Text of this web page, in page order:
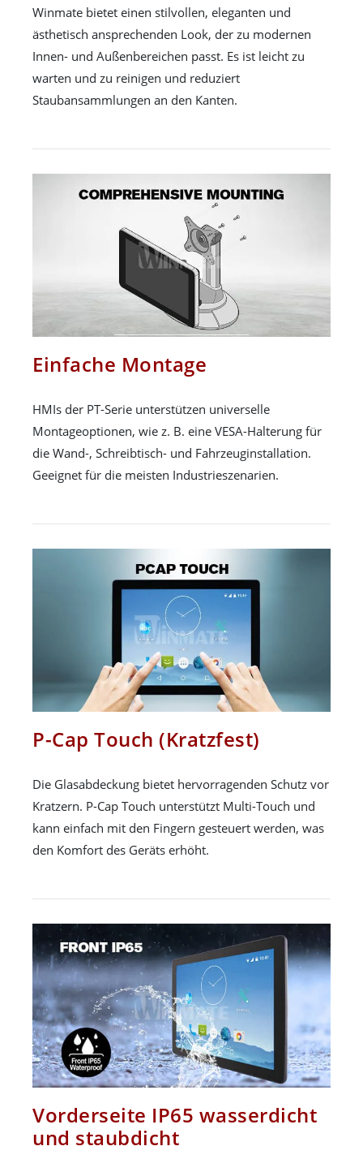
Winmate bietet einen stilvollen, eleganten und
ästhetisch ansprechenden Look, der zu modernen
Innen- und Außenbereichen passt. Es ist leicht zu
warten und zu reinigen und reduziert
Staubansammlungen an den Kanten.
Einfache Montage
HMIs der PT-Serie unterstützen universelle
Montageoptionen, wie z. B. eine VESA-Halterung für
die Wand-, Schreibtisch- und Fahrzeuginstallation.
Geeignet für die meisten Industrieszenarien.
P-Cap Touch (Kratzfest)
Die Glasabdeckung bietet hervorragenden Schutz vor
Kratzern. P-Cap Touch unterstützt Multi-Touch und
kann einfach mit den Fingern gesteuert werden, was
den Komfort des Geräts erhöht.
Vorderseite IP65 wasserdicht
und staubdicht